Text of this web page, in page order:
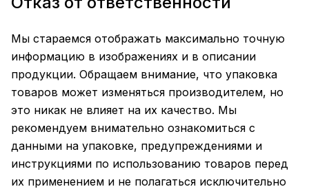
Мы стараемся отображать максимально точную
информацию в изображениях и в описании
продукции. Обращаем внимание, что упаковка
товаров может изменяться производителем, но
это никак не влияет на их качество. Мы
рекомендуем внимательно ознакомиться с
данными на упаковке, предупреждениями и
инструкциями по использованию товаров перед
их применением и не полагаться исключительно